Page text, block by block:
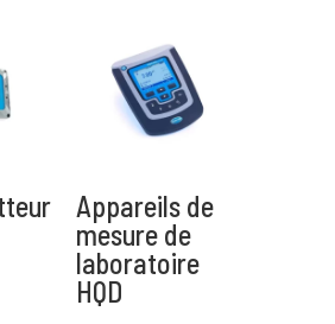
Appareils de
mesure de
laboratoire
HQD